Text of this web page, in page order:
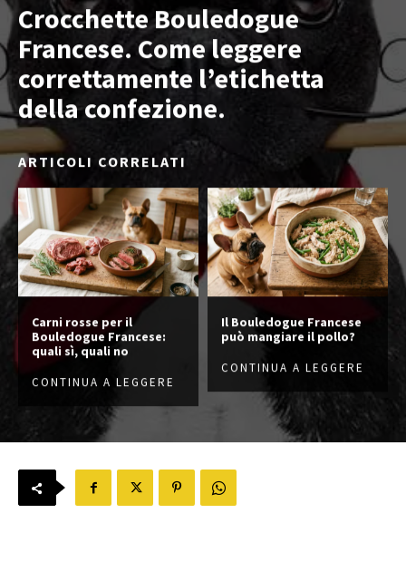
Crocchette Bouledogue
Francese. Come leggere
correttamente l’etichetta
della confezione.
ARTICOLI CORRELATI
Carni rosse per il
Bouledogue Francese:
quali sì, quali no
CONTINUA A LEGGERE
Il Bouledogue Francese
può mangiare il pollo?
CONTINUA A LEGGERE